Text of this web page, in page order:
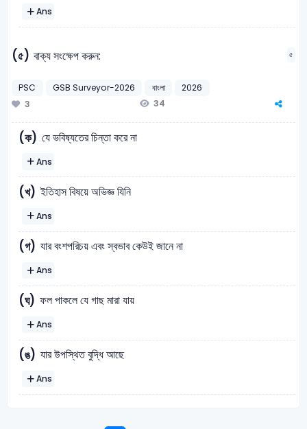
Ans
(৫) বাক্য সংক্ষেপ করুন: ৫
PSC GSB Surveyor-2026 বাংলা
2026
3
34
(ক) যে ভবিষ্যতের চিন্তা করে না
Ans
(খ) ইতিহাস বিষয়ে অভিজ্ঞ যিনি
Ans
(গ) যার বংশপরিচয় এবং স্বভাব কেউই জানে না
Ans
(ঘ) ফল পাকলে যে গাছ মারা যায়
Ans
(ঙ) যার উপস্থিত বুদ্ধি আছে
Ans